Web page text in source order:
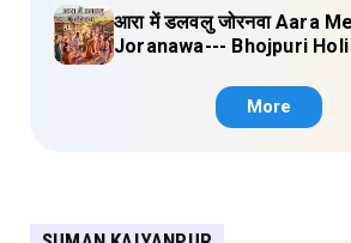
आरा में डलवलु जोरनवा Aara
Joranawa--- Bhojpuri Holi
More